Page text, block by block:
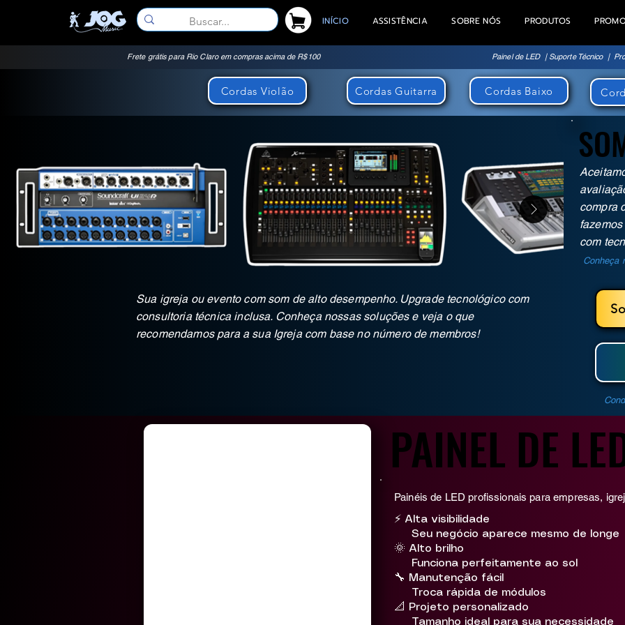
INÍCIO ASSISTÊNCIA SOBRE NÓS PRODUTOS
Frete grátis para Rio Claro em compras acima de R$100 Painel de LED | Suporte Técnico |
Cordas Violão Cordas Guitarra Cordas Baixo
Sua igreja ou evento com som de alto desempenho. Upgrade tecnológico com
consultoria técnica inclusa. Conheça nossas soluções e veja o que
recomendamos para a sua Igreja com base no número de membros!
compra
com
Conheça
PAINEL DE
PAINEL DE
Painéis de LED profissionais para empresas,
⚡ Alta visibilidade
Seu negócio aparece mesmo de longe
🌞 Alto brilho
Funciona perfeitamente ao sol
🔧 Manutenção fácil
Troca rápida de módulos
📐 Projeto personalizado
Tamanho ideal para sua necessidade